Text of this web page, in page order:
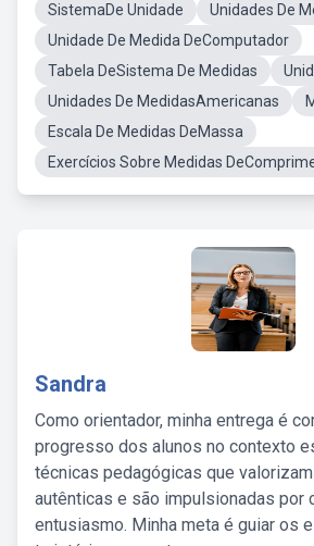
SistemaDe Unidade
Unidades De
Unidade De Medida DeComputador
Tabela DeSistema De Medidas
Unidades De MedidasAmericanas
Escala De Medidas DeMassa
Exercícios Sobre Medidas
Sandra
Como orientador, minha entrega é
progresso dos alunos no contexto
técnicas pedagógicas que
autênticas e são impulsionadas por
entusiasmo. Minha meta é guiar os